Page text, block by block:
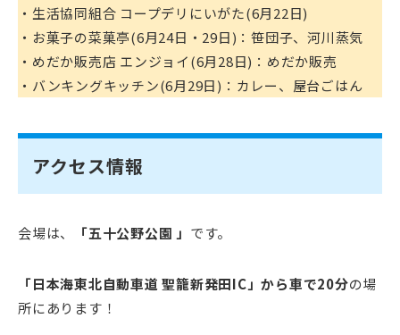
・生活協同組合 コープデリにいがた(6月22日)
・お菓子の菜菓亭(6月24日・29日)：笹団子、河川蒸気
・めだか販売店 エンジョイ(6月28日)：めだか販売
・バンキングキッチン(6月29日)：カレー、屋台ごはん
アクセス情報
会場は、 「五十公野公園 」 です。
「日本海東北自動車道 聖籠新発田IC」から車で20分の場
所にあります！